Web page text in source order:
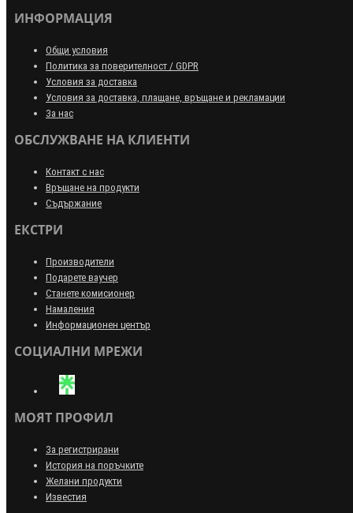
ИНФОРМАЦИЯ
Общи условия
Политика за поверителност / GDPR
Условия за доставка
Условия за доставка, плащане, връщане и рекламации
За нас
ОБСЛУЖВАНЕ НА КЛИЕНТИ
Контакт с нас
Връщане на продукти
Съдържание
ЕКСТРИ
Производители
Подарете ваучер
Станете комисионер
Намаления
Информационен център
СОЦИАЛНИ МРЕЖИ
МОЯТ ПРОФИЛ
За регистрирани
История на поръчките
Желани продукти
Известия